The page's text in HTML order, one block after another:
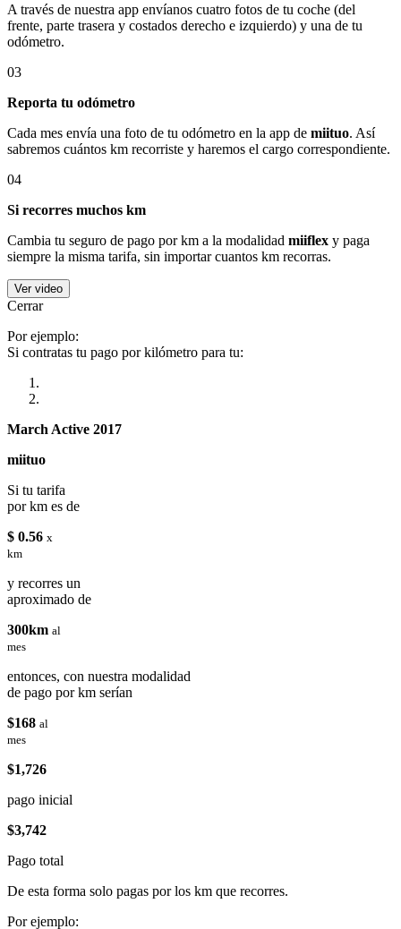
A través de nuestra app envíanos cuatro fotos de tu coche (del
frente, parte trasera y costados derecho e izquierdo) y una de tu
odómetro.
03
Reporta tu odómetro
Cada mes envía una foto de tu odómetro en la app de miituo. Así
sabremos cuántos km recorriste y haremos el cargo correspondiente.
04
Si recorres muchos km
Cambia tu seguro de pago por km a la modalidad miiflex y paga
siempre la misma tarifa, sin importar cuantos km recorras.
Ver video
Cerrar
Por ejemplo:
Si contratas tu pago por kilómetro para tu:
March Active 2017
miituo
Si tu tarifa
por km es de
$ 0.56 x
km
y recorres un
aproximado de
300km al
mes
entonces, con nuestra modalidad
de pago por km serían
$168 al
mes
$1,726
pago inicial
$3,742
Pago total
De esta forma solo pagas por los km que recorres.
Por ejemplo: